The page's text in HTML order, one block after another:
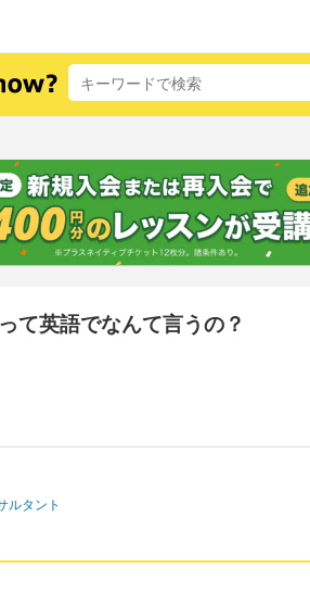
て英語でなんて言うの？
ルタント